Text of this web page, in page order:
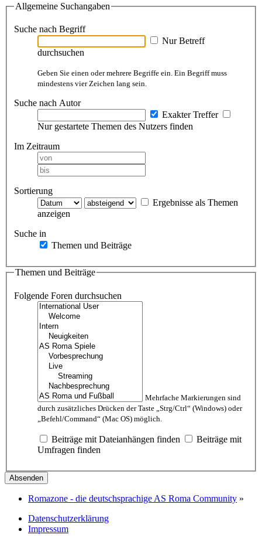
Allgemeine Suchangaben
Suche nach Begriff
Nur Betreff
durchsuchen
Geben Sie einen oder mehrere Begriffe ein. Ein Begriff muss
mindestens vier Zeichen lang sein.
Suche nach Autor
Exakter Treffer
Nur gestartete Themen des Nutzers finden
Im Zeitraum
Sortierung
Ergebnisse als Themen
anzeigen
Suche in
Themen und Beiträge
Themen und Beiträge
Folgende Foren durchsuchen
Mehrfache Markierungen sind
durch zusätzliches Drücken der Taste „Strg/Ctrl“ (Windows) oder
„Befehl/Command“ (Mac OS) möglich.
Beiträge mit Dateianhängen finden
Beiträge mit
Umfragen finden
Romazone - die deutschsprachige AS Roma Community »
Datenschutzerklärung
Impressum